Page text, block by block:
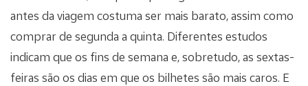
antes da viagem costuma ser mais barato, assim como
comprar de segunda a quinta. Diferentes estudos
indicam que os fins de semana e, sobretudo, as sextas-
feiras são os dias em que os bilhetes são mais caros. E